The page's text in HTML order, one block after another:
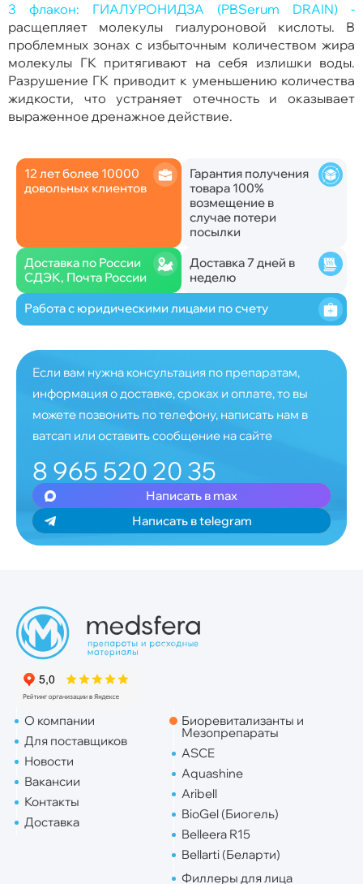
3 флакон: ГИАЛУРОНИДЗА (PBSerum DRAIN) -
расщепляет молекулы гиалуроновой кислоты. В
проблемных зонах с избыточным количеством жира
молекулы ГК притягивают на себя излишки воды.
Разрушение ГК приводит к уменьшению количества
жидкости, что устраняет отечность и оказывает
выраженное дренажное действие.
12 лет более 10000
довольных клиентов
Гарантия получения
товара 100%
возмещение в
случае потери
посылки
Доставка по России
СДЭК, Почта России
Доставка 7 дней в
неделю
Работа с юридическими лицами по счету
Если вам нужна консультация по препаратам,
информация о доставке, сроках и оплате, то вы
можете позвонить по телефону, написать нам в
ватсап или оставить сообщение на сайте
8 965 520 20 35
Написать в max
Написать в telegram
О компании
Для поставщиков
Новости
Вакансии
Контакты
Доставка
Биоревитализанты и
Мезопрепараты
ASCE
Aquashine
Aribell
BioGel (Биогель)
Belleera R15
Bellarti (Беларти)
Филлеры для лица